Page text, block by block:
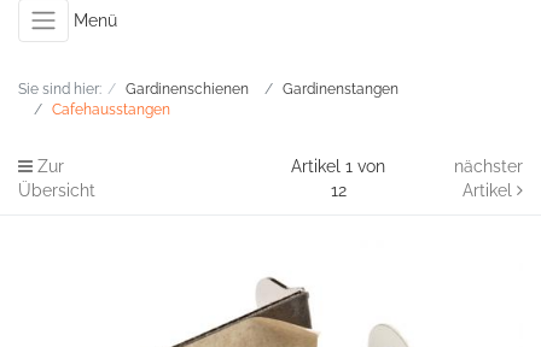
Menü
Sie sind hier: Gardinenschienen
Gardinenstangen
Cafehausstangen
Zur
Übersicht
Artikel 1 von
12
nächster
Artikel